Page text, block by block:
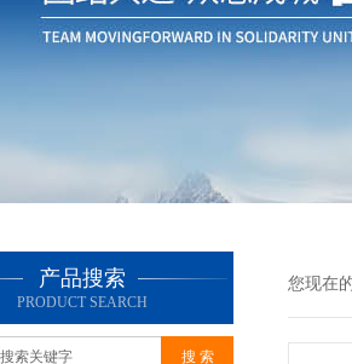
产品搜索
PRODUCT SEARCH
您现在